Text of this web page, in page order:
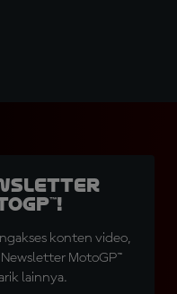
konten video,
MotoGP™
lainnya.